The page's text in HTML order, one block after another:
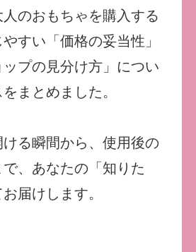
のおもちゃを購入する
すい「価格の妥当性」
プの見分け方」につい
まとめました。
る瞬間から、使用後の
、あなたの「知りた
届けします。